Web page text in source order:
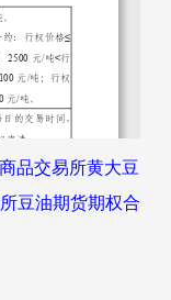
品交易所黄大豆
豆油期货期权合